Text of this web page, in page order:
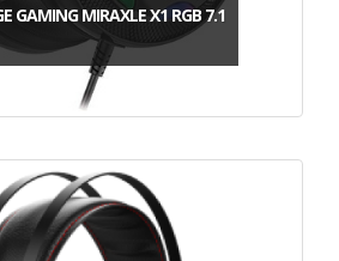
GAMING MIRAXLE X1 RGB 7.1